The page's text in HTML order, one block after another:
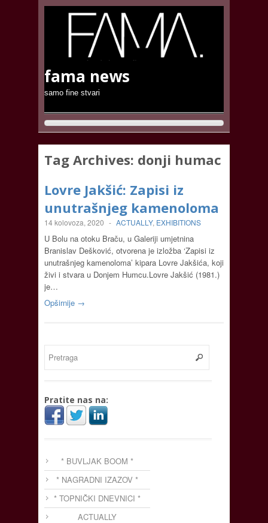
fama news
samo fine stvari
Tag Archives: donji humac
Lovre Jakšić: Zapisi iz
unutrašnjeg kamenoloma
14 kolovoza, 2020 - ACTUALLY, EXHIBITIONS
U Bolu na otoku Braču, u Galeriji umjetnina
Branislav Dešković, otvorena je izložba ‘Zapisi iz
unutrašnjeg kamenoloma’ kipara Lovre Jakšića, koji
živi i stvara u Donjem Humcu.Lovre Jakšić (1981.)
je…
Opširnije →
Pratite nas na:
* BUVLJAK BOOM *
* NAGRADNI IZAZOV *
* TOPNIČKI DNEVNICI *
ACTUALLY